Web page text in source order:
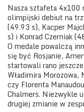
Nasza sztafeta 4x100
olimpijski debiut na
(49.93 s), Kacper
s) i Konrad Czerniak
O medale powalczą
się być Rosjanie,
startowali rano
Władimira Morozowa,
czy Florenta
Chalmers. Niezwykle
drugiej zmianie w